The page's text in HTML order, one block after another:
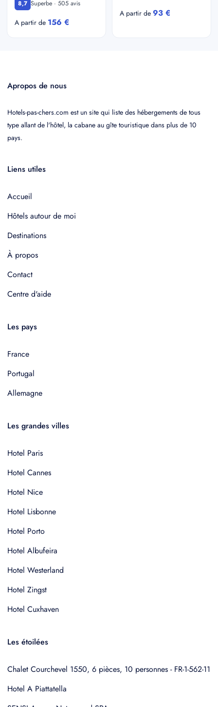
8,7 Superbe · 505 avis
A partir de 156 €
A partir de 93 €
Apropos de nous
Hotels-pas-chers.com est un site qui liste des hébergements de tous
type allant de l'hôtel, la cabane au gîte touristique dans plus de 10
pays.
Liens utiles
Accueil
Hôtels autour de moi
Destinations
À propos
Contact
Centre d'aide
Les pays
France
Portugal
Allemagne
Les grandes villes
Hotel Paris
Hotel Cannes
Hotel Nice
Hotel Lisbonne
Hotel Porto
Hotel Albufeira
Hotel Westerland
Hotel Zingst
Hotel Cuxhaven
Les étoilées
Chalet Courchevel 1550, 6 pièces, 10 personnes - FR-1-562-11
Hotel A Piattatella